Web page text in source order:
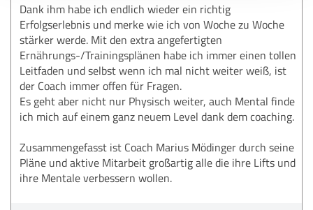
Dank ihm habe ich endlich wieder ein richtig
Erfolgserlebnis und merke wie ich von Woche zu Woche
stärker werde. Mit den extra angefertigten
Ernährungs-/Trainingsplänen habe ich immer einen tollen
Leitfaden und selbst wenn ich mal nicht weiter weiß, ist
der Coach immer offen für Fragen.
Es geht aber nicht nur Physisch weiter, auch Mental finde
ich mich auf einem ganz neuem Level dank dem coaching.
Zusammengefasst ist Coach Marius Mödinger durch seine
Pläne und aktive Mitarbeit großartig alle die ihre Lifts und
ihre Mentale verbessern wollen.